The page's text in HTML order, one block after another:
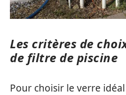
Les critères de
de filtre de piscine
Pour choisir le verre